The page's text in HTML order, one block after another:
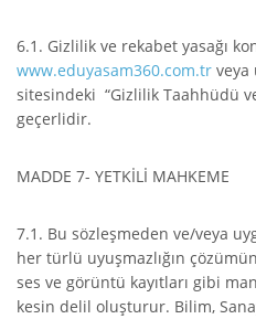
6.1. Gizlilik ve rekabet yasağı
www.eduyasam360.com.tr
sitesindeki “Gizlilik Taahhüdü
geçerlidir.
MADDE 7- YETKİLİ MAHKEME
7.1. Bu sözleşmeden ve/veya
her türlü uyuşmazlığın
ses ve görüntü kayıtları gibi
kesin delil oluşturur. Bilim,